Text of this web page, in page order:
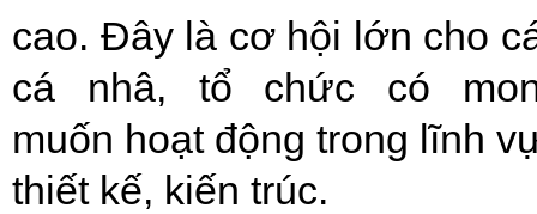
cao. Đây là cơ hội lớn cho
cá nhâ, tổ chức có
muốn hoạt động trong lĩnh
thiết kế, kiến trúc.